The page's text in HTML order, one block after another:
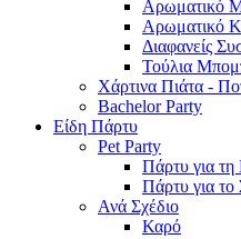
Αρωματικό
Αρωματικό
Διαφανείς
Τούλια
Χάρτινα Πιάτα -
Bachelor Party
Είδη Πάρτυ
Pet Party
Πάρτυ για τη
Πάρτυ για
Ανά Σχέδιο
Καρό